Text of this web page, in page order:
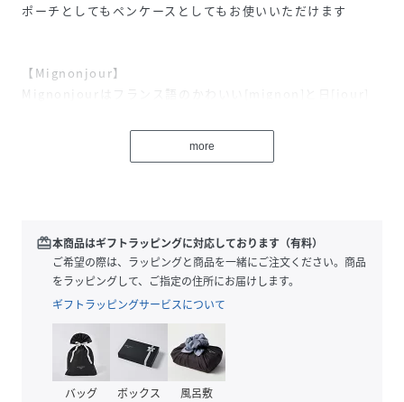
ポーチとしてもペンケースとしてもお使いいただけます
【Mignonjour】
Mignonjourはフランス語のかわいい[mignon]と日[jour]
自分がかわいいと思うアクセサリーや小物に囲まれて、キラ
セレクトしたアイテムをご提案いたします。
性別タイプ レディース
NM3186_M2633
(M2633-204-X99 NM3186
more
redeem本商品はギフトラッピングに対応しております（有料）
ご希望の際は、ラッピングと商品を一緒にご注文ください。商品
をラッピングして、ご指定の住所にお届けします。
ギフトラッピングサービスについて
バッグ ボックス 風呂敷